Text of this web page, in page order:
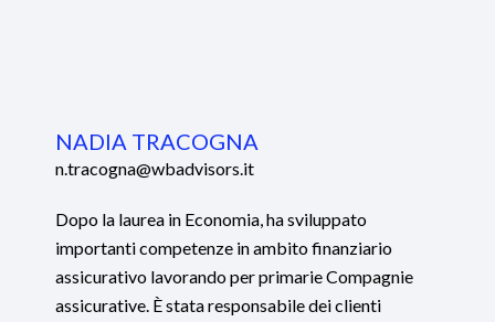
NADIA TRACOGNA
n.tracogna@wbadvisors.it
Dopo la laurea in Economia, ha sviluppato
importanti competenze in ambito finanziario
assicurativo lavorando per primarie Compagnie
assicurative. È stata responsabile dei clienti